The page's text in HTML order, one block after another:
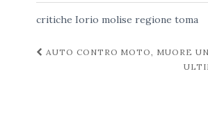
critiche Iorio molise regione toma
Navigazione
AUTO CONTRO MOTO, MUORE